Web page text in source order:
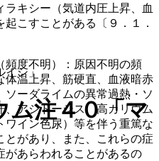
キシー（気道内圧上昇、血
こすことがある〔９．１．
度不明）：原因不明の頻
体温上昇、筋硬直、血液暗赤
ーダライムの異常過熱・ソ
アシドーシス、高カリウム
ワイン色尿）等を伴う重篤な
とがあり、また、これらの症
があらわれることがあるの
シ」
ム注４０「マ